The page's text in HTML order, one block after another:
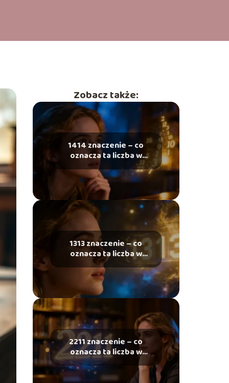
Zobacz także:
1414 znaczenie – co
oznacza ta liczba w
numerologii?
1313 znaczenie – co
oznacza ta liczba w
numerologii?
2211 znaczenie – co
oznacza ta liczba w
numerologii?